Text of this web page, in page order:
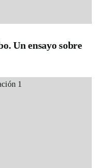
Un ensayo sobre